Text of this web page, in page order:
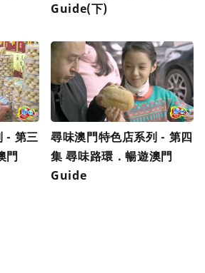
Guide(下)
- 第三
門
尋味澳門特色店系列 - 第四
集 尋味路環．暢遊澳門
Guide